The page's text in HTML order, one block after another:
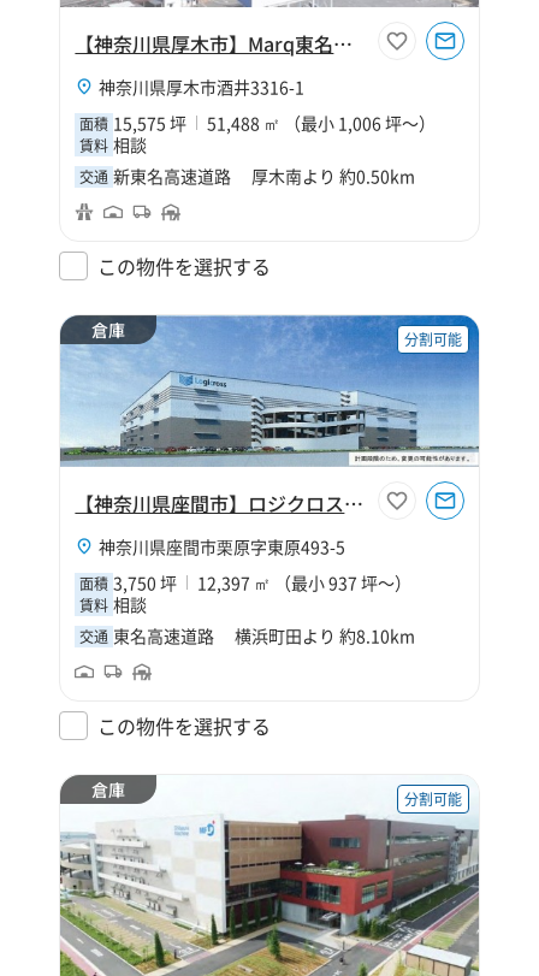
【神奈川県厚木市】Marq東名厚木
神奈川県厚木市酒井3316-1
面積 15,575 坪 51,488 ㎡ （最小 1,006 坪～）
賃料 相談
交通 新東名高速道路 厚木南より 約0.50km
この物件を選択する
倉庫 分割可能
【神奈川県座間市】ロジクロス座間
神奈川県座間市栗原字東原493-5
面積 3,750 坪 12,397 ㎡ （最小 937 坪～）
賃料 相談
交通 東名高速道路 横浜町田より 約8.10km
この物件を選択する
倉庫 分割可能